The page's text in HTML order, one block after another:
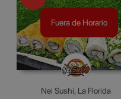
Fuera de Horario
Nei Sushi, La Florida